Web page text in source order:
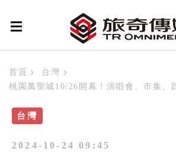
首頁
台灣
桃園萬聖城10/26開幕！演唱會、市集、
台灣
2024-10-24 09:45